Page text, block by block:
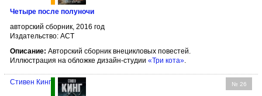
Четыре после полуночи
авторский сборник, 2016 год
Издательство: АСТ
Описание: Авторский сборник внецикловых повестей.
Иллюстрация на обложке дизайн-студии «Три кота»
№ 26
Стивен Кинг